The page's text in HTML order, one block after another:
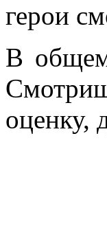
герои
В общем
оценку,